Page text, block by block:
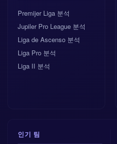
Premijer Liga 분석
Jupiler Pro League 분석
Liga de Ascenso 분석
Liga Pro 분석
Liga II 분석
인기 팀